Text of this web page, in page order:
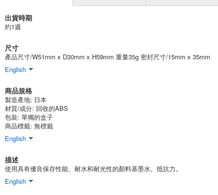
出貨時期
約1週
尺寸
產品尺寸/W51mm x D30mm x H59mm 重量35g 密封尺寸/15mm x 35mm
English
商品規格
製造產地: 日本
材質/成分: 回收的ABS
包裝: 單獨的盒子
商品標籤: 無標籤
English
描述
使用具有優良保存性能、耐水和耐光性的顏料基墨水。抵抗力。
English